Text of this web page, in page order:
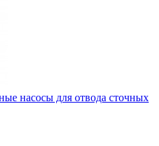
насосы для отвода сточных